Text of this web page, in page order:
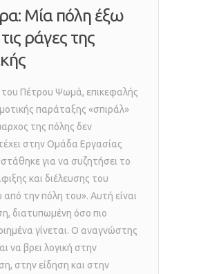
Μία πόλη έξω
ράγες της
Πέτρου Ψωμά, επικεφαλής
παράταξης «σπιράλ»
της πόλης δεν
στην Ομάδα Εργασίας
για να συζητήσει το
και διέλευσης του
από την πόλη του». Αυτή είναι
διατυπωμένη όσο πιο
γίνεται. Ο αναγνώστης
να βρει λογική στην
στην είδηση και στην